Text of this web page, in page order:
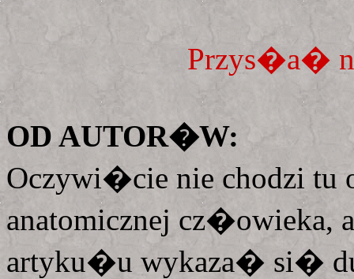
Przys�a�
OD AUTOR�W:
Oczywi�cie nie chodzi tu
anatomicznej cz�owieka,
artyku�u wykaza� si�